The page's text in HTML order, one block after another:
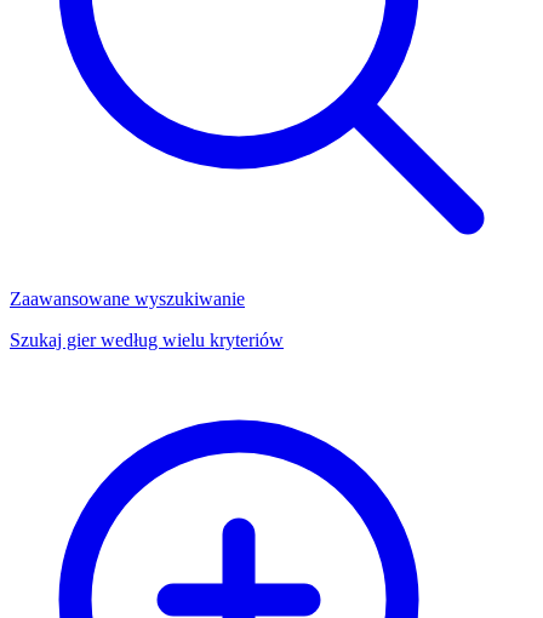
Zaawansowane wyszukiwanie
Szukaj gier według wielu kryteriów